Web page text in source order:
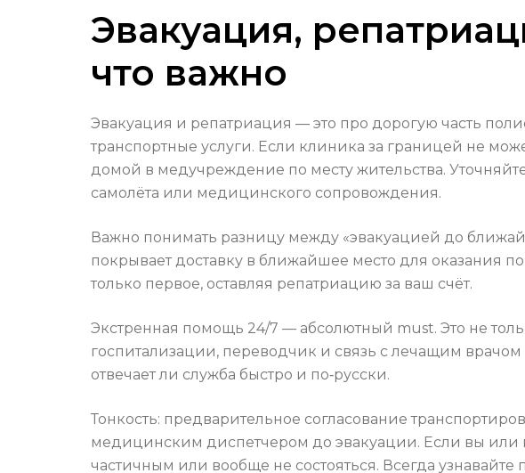
Эвакуация,
что важно
Эвакуация и репатриация — это про дорогую часть
транспортные услуги. Если клиника за границей не
домой в медучреждение по месту жительства.
самолёта или медицинского сопровождения.
Важно понимать разницу между «эвакуацией до
покрывает доставку в ближайшее место для оказания
только первое, оставляя репатриацию за ваш счёт.
Экстренная помощь 24/7 — абсолютный must. Это не
госпитализации, переводчик и связь с лечащим
отвечает ли служба быстро и по‑русски.
Тонкость: предварительное согласование
медицинским диспетчером до эвакуации. Если вы или
частичным или вообще не состояться. Всегда